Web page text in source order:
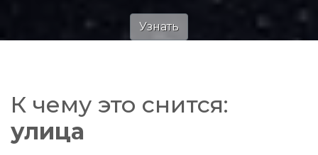
К чему это снится:
улица